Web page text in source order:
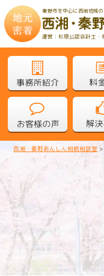
秦野市を中心に西湘地域
運営：杉原公認会計士・
西湘・秦野あんしん相続相談室
ご親族